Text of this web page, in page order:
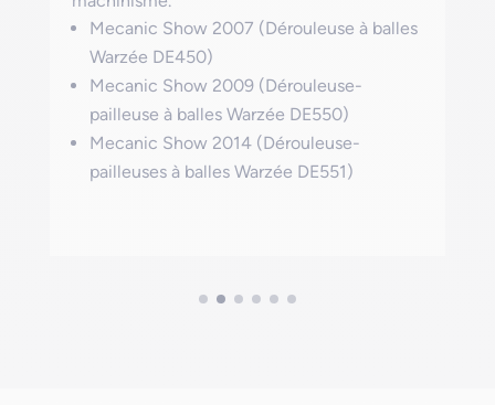
Warzée DE225)